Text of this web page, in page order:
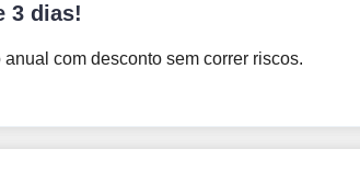
3 dias!
com desconto sem correr riscos.